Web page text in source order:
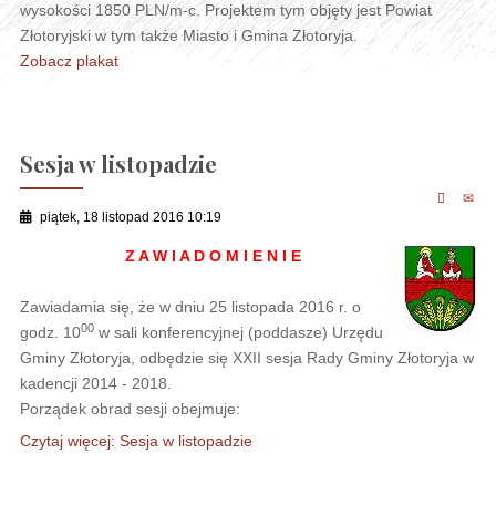
wysokości 1850 PLN/m-c. Projektem tym objęty jest Powiat
Złotoryjski w tym także Miasto i Gmina Złotoryja.
Zobacz plakat
Sesja w listopadzie
piątek, 18 listopad 2016 10:19
Z A W I A D O M I E N I E
Zawiadamia się, że w dniu 25 listopada 2016 r. o
godz. 1000w sali konferencyjnej (poddasze) Urzędu
Gminy Złotoryja, odbędzie się XXII sesja Rady Gminy Złotoryja w
kadencji 2014 - 2018.
Porządek obrad sesji obejmuje:
Czytaj więcej: Sesja w listopadzie